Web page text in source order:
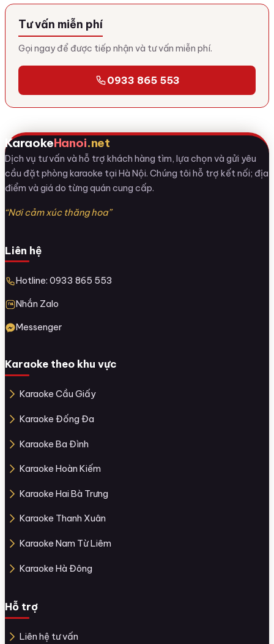
Tư vấn miễn phí
Gọi ngay để được tiếp nhận và tư vấn miễn phí.
0933 865 553
KaraokeHanoi.net
Dịch vụ tư vấn và hỗ trợ khách hàng tìm, lựa chọn và gửi yêu
cầu đặt phòng karaoke tại Hà Nội. Chúng tôi hỗ trợ kết nối; địa
điểm và giá do từng quán cung cấp.
“Nơi cảm xúc thăng hoa”
Liên hệ
Hotline: 0933 865 553
Nhắn Zalo
Messenger
Karaoke theo khu vực
Karaoke Cầu Giấy
Karaoke Đống Đa
Karaoke Ba Đình
Karaoke Hoàn Kiếm
Karaoke Hai Bà Trưng
Karaoke Thanh Xuân
Karaoke Nam Từ Liêm
Karaoke Hà Đông
Hỗ trợ
Liên hệ tư vấn